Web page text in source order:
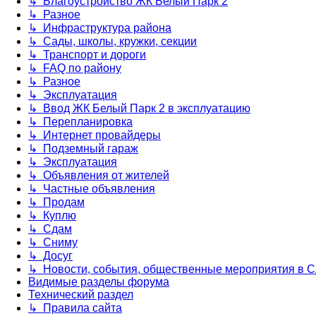
↳ Разное
↳ Инфраструктура района
↳ Сады, школы, кружки, секции
↳ Транспорт и дороги
↳ FAQ по району
↳ Разное
↳ Эксплуатация
↳ Ввод ЖК Белый Парк 2 в эксплуатацию
↳ Перепланировка
↳ Интернет провайдеры
↳ Подземный гараж
↳ Эксплуатация
↳ Объявления от жителей
↳ Частные объявления
↳ Продам
↳ Куплю
↳ Сдам
↳ Сниму
↳ Досуг
↳ Новости, события, общественные мероприятия в
Видимые разделы форума
Технический раздел
↳ Правила сайта